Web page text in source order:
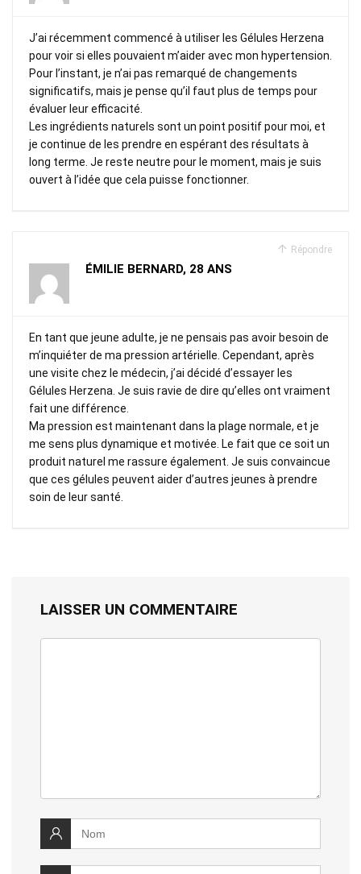
J’ai récemment commencé à utiliser les Gélules Herzena
pour voir si elles pouvaient m’aider avec mon hypertension.
Pour l’instant, je n’ai pas remarqué de changements
significatifs, mais je pense qu’il faut plus de temps pour
évaluer leur efficacité.
Les ingrédients naturels sont un point positif pour moi, et
je continue de les prendre en espérant des résultats à
long terme. Je reste neutre pour le moment, mais je suis
ouvert à l’idée que cela puisse fonctionner.
Répondre
ÉMILIE BERNARD, 28 ANS
En tant que jeune adulte, je ne pensais pas avoir besoin de
m’inquiéter de ma pression artérielle. Cependant, après
une visite chez le médecin, j’ai décidé d’essayer les
Gélules Herzena. Je suis ravie de dire qu’elles ont vraiment
fait une différence.
Ma pression est maintenant dans la plage normale, et je
me sens plus dynamique et motivée. Le fait que ce soit un
produit naturel me rassure également. Je suis convaincue
que ces gélules peuvent aider d’autres jeunes à prendre
soin de leur santé.
LAISSER UN COMMENTAIRE